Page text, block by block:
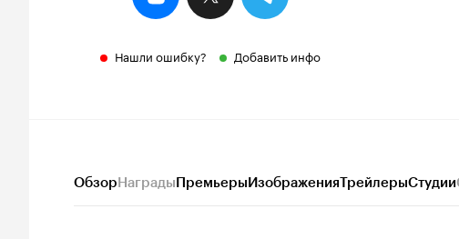
Нашли ошибку? Добавить инфо
ОбзорНаградыПремьерыИзображенияТрейлерыСтудии